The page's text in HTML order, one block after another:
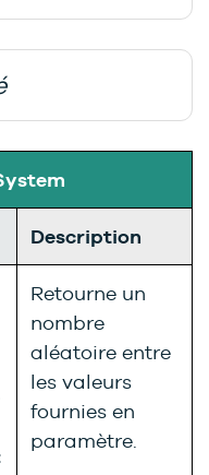
Description
Retourne un
nombre
aléatoire entre
les valeurs
fournies en
paramètre.